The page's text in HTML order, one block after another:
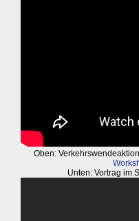
Oben:
Unten: Vortrag im